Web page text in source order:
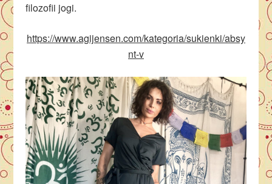
filozofii jogi.
https://www.agijensen.com/kategoria/sukienki/absy
nt-v